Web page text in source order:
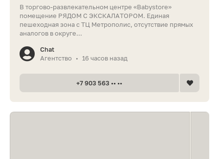
В торгово-развлекательном центре «Babystore»
помещение РЯДОМ С ЭКСКАЛАТОРОМ. Единая
пешеходная зона с ТЦ Метрополис, отсутствие прямых
аналогов в округе...
Chat
Агентство
• 16 часов назад
+7 903 563 •• ••